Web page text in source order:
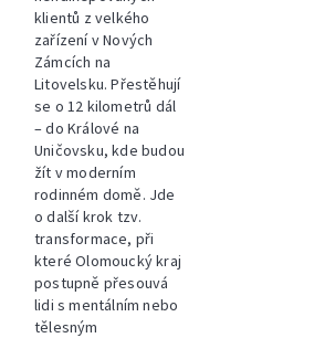
klientů z velkého
zařízení v Nových
Zámcích na
Litovelsku. Přestěhují
se o 12 kilometrů dál
– do Králové na
Uničovsku, kde budou
žít v moderním
rodinném domě. Jde
o další krok tzv.
transformace, při
které Olomoucký kraj
postupně přesouvá
lidi s mentálním nebo
tělesným